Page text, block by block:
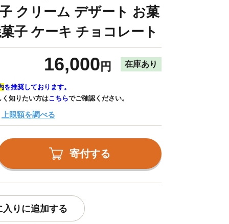
クリーム デザート お菓
子 ケーキ チョコレート
16,000 円 在庫あり
を推奨しております。
く知りたい方はこちらでご確認ください。
上限額を調べる
寄付する
入りに追加する